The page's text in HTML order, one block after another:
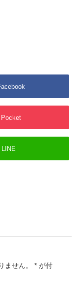
Pocket
LINE
ません。 * が付